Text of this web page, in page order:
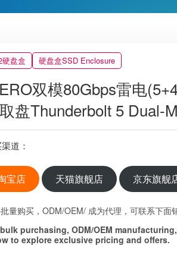
硬盘盒 硬盘盒SSD Enclosure
双模80Gbps雷电
盘Thunderbolt 5 Dual-
道：
宝店 天猫旗舰店 京东旗舰
量购买，ODM/OEM/ 成为代理，可联系下面
purchasing, ODM/OEM
to explore exclusive pricing and offers.